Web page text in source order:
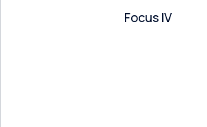
Focus IV